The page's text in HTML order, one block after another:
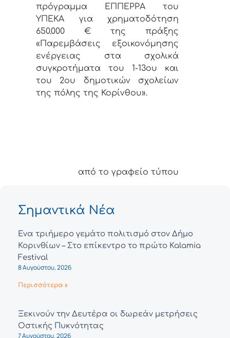
πρόγραμμα ΕΠΠΕΡΡΑ του
ΥΠΕΚΑ για χρηματοδότηση
650.000 € της πράξης
«Παρεμβάσεις εξοικονόμησης
ενέργειας στα σχολικά
συγκροτήματα του 1-13ου και
του 2ου δημοτικών σχολείων
της πόλης της Κορίνθου».
από το γραφείο τύπου
Σημαντικά Νέα
Ένα τριήμερο γεμάτο πολιτισμό στον Δήμο
Κορινθίων – Στο επίκεντρο το πρώτο Kalamia
Festival
8 Αυγούστου, 2026
Περισσότερα »
Ξεκινούν την Δευτέρα οι δωρεάν μετρήσεις
Οστικής Πυκνότητας
7 Αυγούστου, 2026